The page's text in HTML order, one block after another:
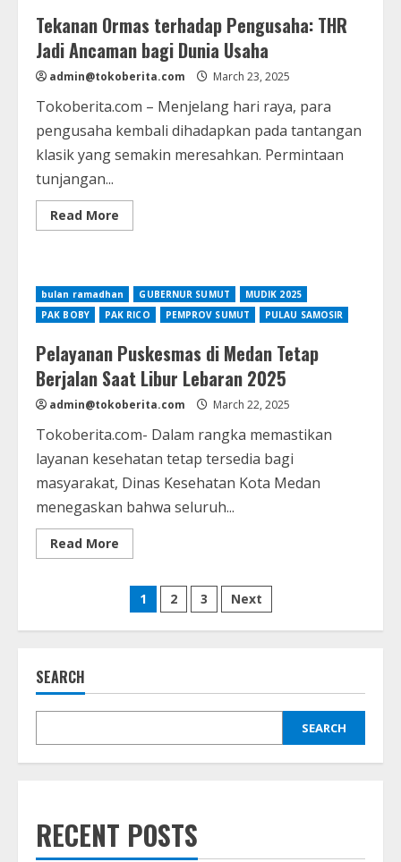
Tekanan Ormas terhadap Pengusaha: THR
Jadi Ancaman bagi Dunia Usaha
admin@tokoberita.com March 23, 2025
Tokoberita.com – Menjelang hari raya, para
pengusaha kembali dihadapkan pada tantangan
klasik yang semakin meresahkan. Permintaan
tunjangan...
Read More
more
Pengusaha:
THR
Jadi
Ancaman
Dunia
Usaha
bulan ramadhan GUBERNUR SUMUT
MUDIK 2025
PAK BOBY
PAK RICO PEMPROV SUMUT PULAU SAMOSIR
Pelayanan Puskesmas di Medan Tetap
Berjalan Saat Libur Lebaran 2025
admin@tokoberita.com March 22, 2025
Tokoberita.com- Dalam rangka memastikan
layanan kesehatan tetap tersedia bagi
masyarakat, Dinas Kesehatan Kota Medan
menegaskan bahwa seluruh...
Read More
more
Puskesmas
Medan
Tetap
2025
Posts
pagination
1 2 3 Next
SEARCH
SEARCH
RECENT POSTS